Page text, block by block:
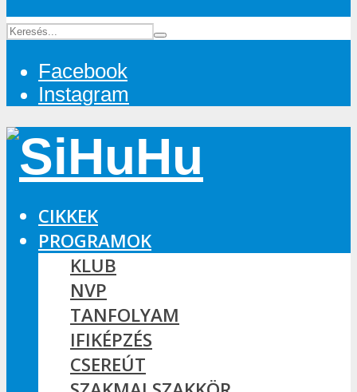
Facebook
Instagram
CIKKEK
PROGRAMOK
KLUB
NVP
TANFOLYAM
IFIKÉPZÉS
CSEREÚT